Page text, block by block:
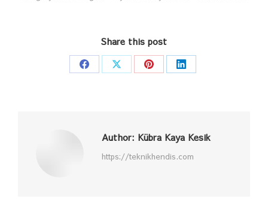
Share this post
Share Share Share Share
Author: Kübra Kaya Kesik
https://teknikhendis.com